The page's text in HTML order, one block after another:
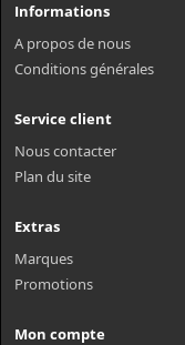
Informations
A propos de nous
Conditions générales
Service client
Nous contacter
Plan du site
Extras
Marques
Promotions
Mon compte